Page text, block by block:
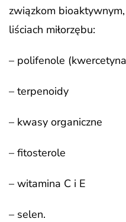
związkom
liściach miłorzębu:
– polifenole
– terpenoidy
– kwasy organiczne
– fitosterole
– witamina C i E
– selen.